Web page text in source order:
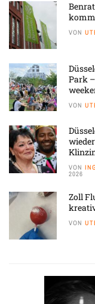
VON
Park
VON
VON
2026
Zoll
VON